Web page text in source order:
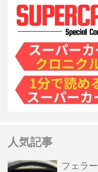
人気記事
フェラ